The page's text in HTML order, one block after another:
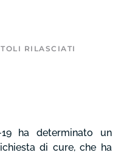
RILASCIATI
ha determinato un
di cure, che ha